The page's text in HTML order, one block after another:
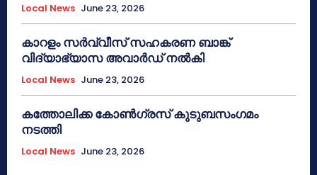
Local News June 23, 2026
കാറളം സർവ്വീസ് സഹകരണ ബാങ്ക്
വിദ്യാഭ്യാസ അവാർഡ് നൽകി
Local News June 23, 2026
കത്തോലിക്ക കോൺഗ്രസ് കുടുബസംഗമം
നടത്തി
Local News June 23, 2026